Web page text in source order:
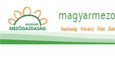
Gazdaság Növény Állat